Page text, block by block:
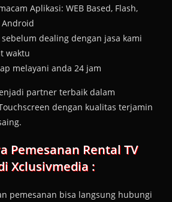
Aplikasi: WEB Based, Flash,
Android
dealing dengan jasa kami
waktu
melayani anda 24 jam
partner terbaik dalam
dengan kualitas terjamin
Pemesanan Rental TV
Xclusivmedia :
pemesanan bisa langsung hubungi